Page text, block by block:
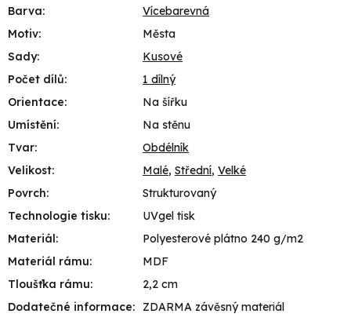
Barva:
Vícebarevná
Motiv:
Města
Sady:
Kusové
Počet dílů:
1 dílný
Orientace:
Na šířku
Umístění:
Na stěnu
Tvar:
Obdélník
Velikost: Malé, Střední, Velké
Povrch:
Strukturovaný
Technologie tisku:
UVgel tisk
Materiál:
Polyesterové plátno 240 g/m2
Materiál rámu:
MDF
Tloušťka rámu:
2,2 cm
Dodatečné informace: ZDARMA závěsný materiál